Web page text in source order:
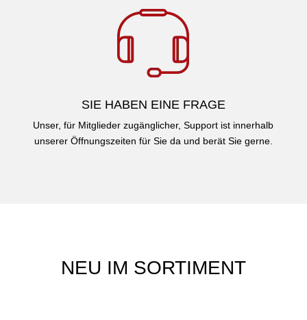
SIE HABEN EINE FRAGE
Unser, für Mitglieder zugänglicher, Support ist innerhalb
unserer Öffnungszeiten für Sie da und berät Sie gerne.
NEU IM SORTIMENT